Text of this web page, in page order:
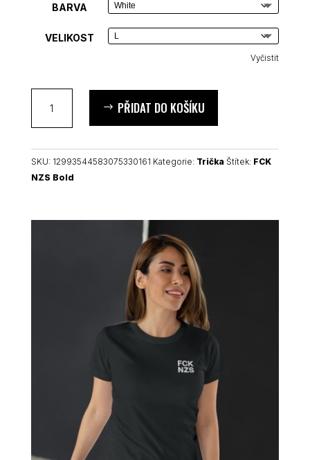
BARVA
VELIKOST
Vyčistit
Bold
tričko
množství
PŘIDAT DO KOŠÍKU
SKU: 12993544583075330161 Kategorie: Trička Štítek: FCK
NZS Bold